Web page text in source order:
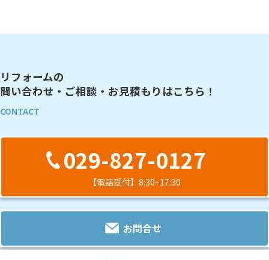
リフォームの
問い合わせ・ご相談・お見積もりはこちら！
CONTACT
029-827-0127
【電話受付】8:30~17:30
お問合せ